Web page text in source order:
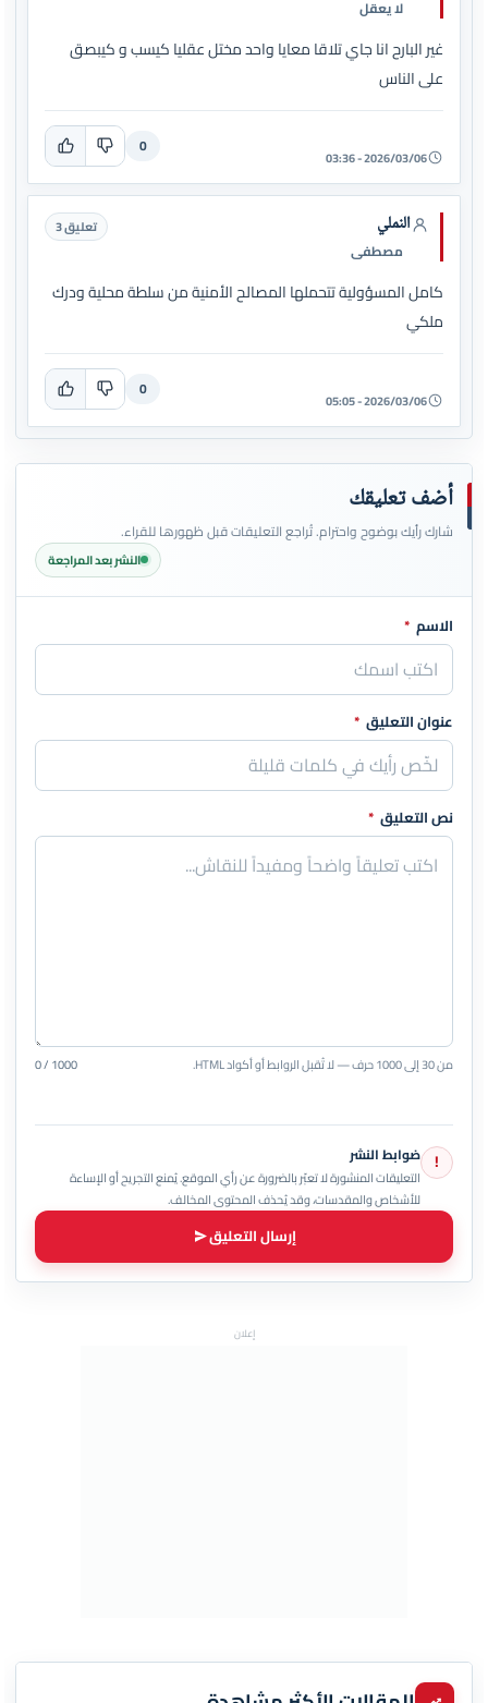
لا يعقل
غير البارح انا جاي تلاقا معايا واحد مختل عقليا كيسب و كيبصق
على الناس
2026/03/06 - 03:36
0
النملي
مصطفى
تعليق 3
كامل المسؤولية تتحملها المصالح الأمنية من سلطة محلية ودرك
ملكي
2026/03/06 - 05:05
0
أضف تعليقك
شارك رأيك بوضوح واحترام. تُراجع التعليقات قبل ظهورها للقراء.
النشر بعد المراجعة
اترك هذا الحقل فارغاً
الاسم *
عنوان التعليق *
نص التعليق *
من 30 إلى 1000 حرف — لا تُقبل الروابط أو أكواد HTML. 0 / 1000
! ضوابط النشر
التعليقات المنشورة لا تعبّر بالضرورة عن رأي الموقع. يُمنع التجريح أو الإساءة
للأشخاص والمقدسات، وقد يُحذف المحتوى المخالف.
إرسال التعليق
إعلان